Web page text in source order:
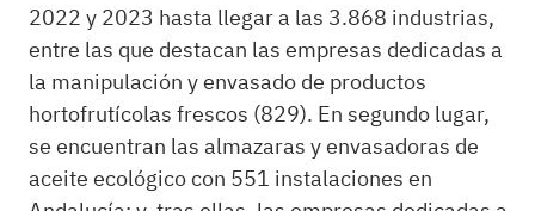
2022 y 2023 hasta llegar a las 3.868 industrias,
entre las que destacan las empresas dedicadas a
la manipulación y envasado de productos
hortofrutícolas frescos (829). En segundo lugar,
se encuentran las almazaras y envasadoras de
aceite ecológico con 551 instalaciones en